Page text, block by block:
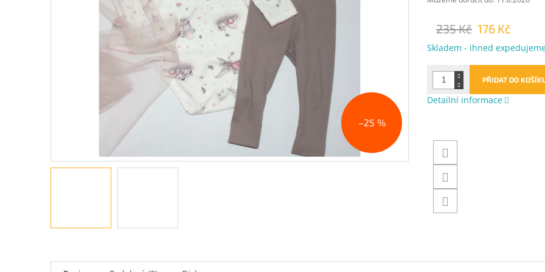
–25 %
235 Kč 176 Kč
Měrná
Skladem - ihned
PŘIDAT DO
Detailní informace